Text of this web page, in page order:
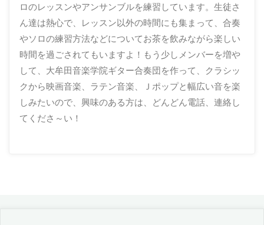
ロのレッスンやアンサンブルを練習しています。生徒さ
ん達は熱心で、レッスン以外の時間にも集まって、合奏
やソロの練習方法などについてお茶を飲みながら楽しい
時間を過ごされてもいますよ！もう少しメンバーを増や
して、大牟田音楽学院ギター合奏団を作って、クラシッ
クから映画音楽、ラテン音楽、Ｊポップと幅広い音を楽
しみたいので、興味のある方は、どんどん電話、連絡し
てくださ～い！